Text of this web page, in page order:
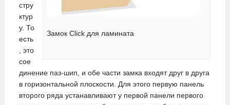
Замок Click для ламината
стру
ктур
у. То
есть
, это
сое
динение паз-шип, и обе части замка входят друг в друга
в горизонтальной плоскости. Для этого первую панель
второго ряда устанавливают у первой панели первого